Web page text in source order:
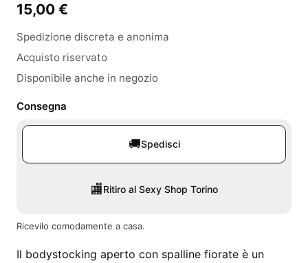
15,00 €
Spedizione discreta e anonima
Acquisto riservato
Disponibile anche in negozio
Consegna
🚚Spedisci
🏬Ritiro al Sexy Shop Torino
Ricevilo comodamente a casa.
Il bodystocking aperto con spalline fiorate è un